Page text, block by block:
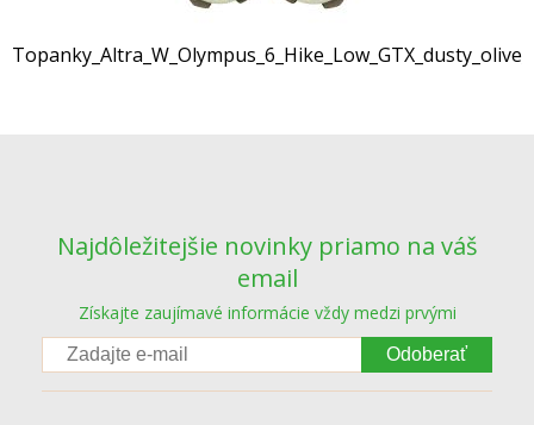
Najdôležitejšie novinky priamo na váš
email
Získajte zaujímavé informácie vždy medzi prvými
Odoberať